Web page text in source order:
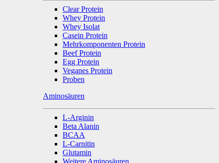
Clear Protein
Whey Protein
Whey Isolat
Casein Protein
Mehrkomponenten Protein
Beef Protein
Egg Protein
Veganes Protein
Proben
Aminosäuren
L-Arginin
Beta Alanin
BCAA
L-Carnitin
Glutamin
Weitere Aminosäuren